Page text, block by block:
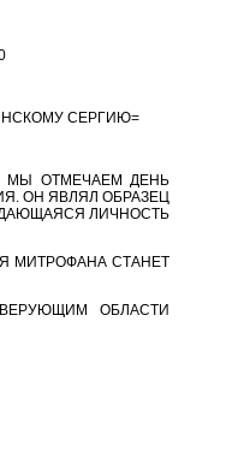
СЕРГИЮ=
МЫ ОТМЕЧАЕМ ДЕНЬ
ОН ЯВЛЯЛ ОБРАЗЕЦ
ЛИЧНОСТЬ
МИТРОФАНА СТАНЕТ
ОБЛАСТИ